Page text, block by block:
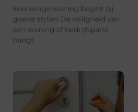
Een veilige woning begint bij
goede sloten De veiligheid van
een woning of bedrijfspand
hangt